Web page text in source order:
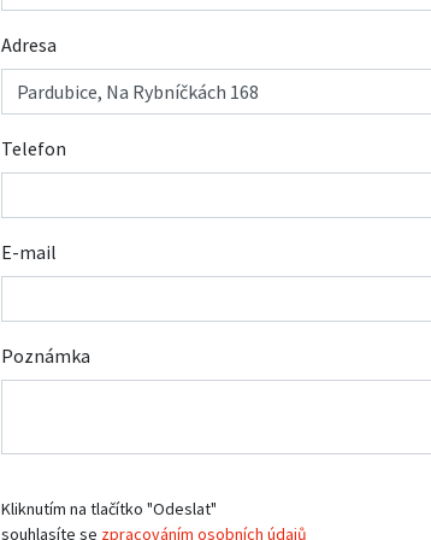
Adresa
Telefon
E-mail
Poznámka
Kliknutím na tlačítko "Odeslat"
souhlasíte se zpracováním osobních údajů